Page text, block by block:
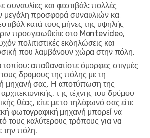
συναυλίες και φεστιβάλ: πολλές
μεγάλη προσφορά συναυλιών και
κατά τους μήνες της υψηλής
προσγειωθείτε στο Montevideo,
πολιτιστικές εκδηλώσεις και
που λαμβάνουν χώρα στην πόλη.
απαθανατίστε όμορφες στιγμές
δρόμους της πόλης με τη
μηχανή σας. Η αποτύπωση της
της τέχνης του δρόμου
θέας, είτε με το τηλέφωνό σας είτε
φωτογραφική μηχανή μπορεί να
τους καλύτερους τρόπους για να
την πόλη.